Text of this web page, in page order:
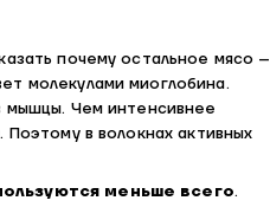
почему остальное мясо –
молекулами миоглобина.
мышцы. Чем интенсивнее
в волокнах активных
меньше всего.